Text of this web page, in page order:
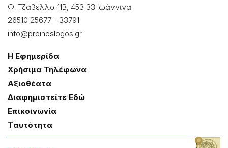
Φ. Τζαβέλλα 11Β, 453 33 Ιωάννɩνα
26510 25677 - 33791
info@proinoslogos.gr
Η Εφημερίδα
Χρήσɩμα Τηλέφωνα
Αξɩοθέατα
Δɩαφημɩστείτε Εδώ
Επɩκοɩνωνία
Tαυτότητα